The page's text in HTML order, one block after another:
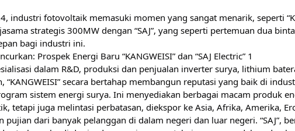
industri fotovoltaik memasuki momen yang sangat menarik, seperti
strategis 300MW dengan “SAJ”, yang seperti pertemuan dua
bagi industri ini.
dalam R&D, produksi dan penjualan inverter surya, lithium
“KANGWEISI” secara bertahap membangun reputasi yang baik di
sistem energi surya. Ini menyediakan berbagai macam produk
tetapi juga melintasi perbatasan, diekspor ke Asia, Afrika, Amerika,
pujian dari banyak pelanggan di dalam negeri dan luar negeri. “SAJ”,